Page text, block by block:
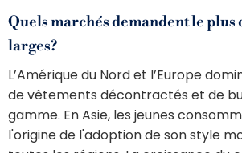
Quels marchés demandent le plus
larges?
L’Amérique du Nord et l’Europe
de vêtements décontractés et de
gamme. En Asie, les jeunes
l'origine de l'adoption de son style